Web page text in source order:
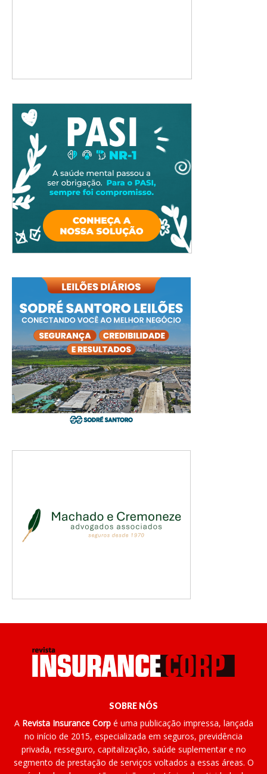
SOBRE NÓS
A Revista Insurance Corpé uma publicação impressa, lançada
no início de 2015, especializada em seguros, previdência
privada, resseguro, capitalização, saúde suplementar e no
segmento de prestação de serviços voltados a essas áreas. O